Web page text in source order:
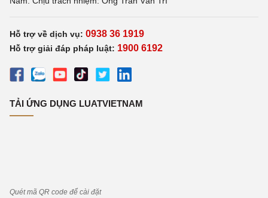
Hỗ trợ về dịch vụ: 0938 36 1919
Hỗ trợ giải đáp pháp luật: 1900 6192
TẢI ỨNG DỤNG LUATVIETNAM
Quét mã QR code để cài đặt